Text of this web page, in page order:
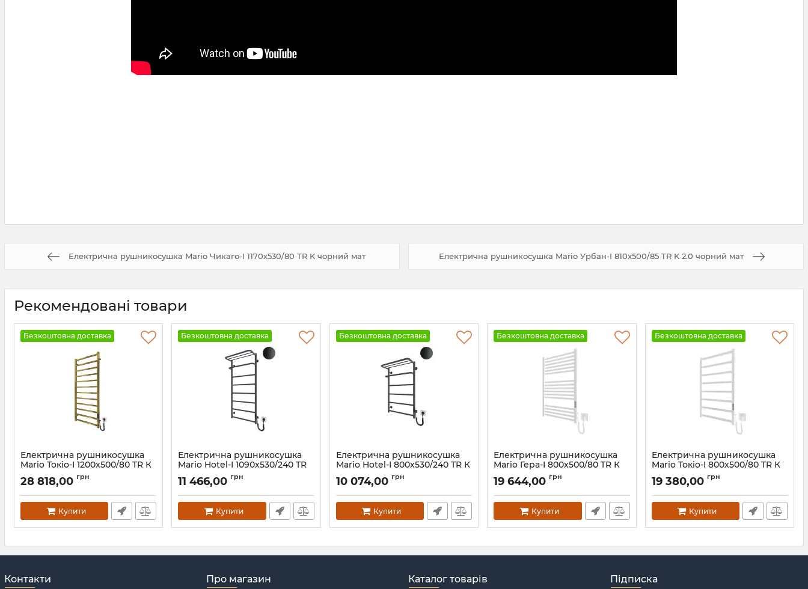
Електрична рушникосушка Mario Чикаго-І 1170х530/80 TR K чорний мат Електрична рушникосушка Mario Урбан-I 810x500/85 TR K 2.0 чорний мат
Рекомендовані товари
Безкоштовна доставка
Електрична рушникосушка
Mario Токіо-I 1200х500/80 TR К
Артикул:2.2.1704.03.P-G
28 818,00 грн
Купити
Безкоштовна доставка
Електрична рушникосушка
Mario Hotel-І 1090х530/240 TR
Артикул:2.3.6204.11.P-GR
11 466,00 грн
Купити
Безкоштовна доставка
Електрична рушникосушка
Mario Hotel-І 800х530/240 TR К
Артикул:2.3.6203.11.P-GR
10 074,00 грн
Купити
Безкоштовна доставка
Електрична рушникосушка
Mario Гера-I 800х500/80 TR К
Артикул:2.2.1802.03.P-WM
19 644,00 грн
Купити
Безкоштовна доставка
Електрична рушникосушка
Mario Токіо-I 800х500/80 TR К
Артикул:2.2.1702.03.P-WM
19 380,00 грн
Купити
Контакти Про магазин Каталог товарів Підписка